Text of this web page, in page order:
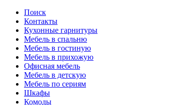
Поиск
Контакты
Кухонные гарнитуры
Мебель в спальню
Мебель в гостиную
Мебель в прихожую
Офисная мебель
Мебель в детскую
Мебель по сериям
Шкафы
Комоды